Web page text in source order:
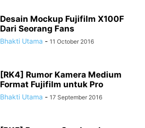
Desain Mockup Fujifilm X100F
Dari Seorang Fans
Bhakti Utama - 11 October 2016
[RK4] Rumor Kamera Medium
Format Fujifilm untuk Pro
Bhakti Utama - 17 September 2016